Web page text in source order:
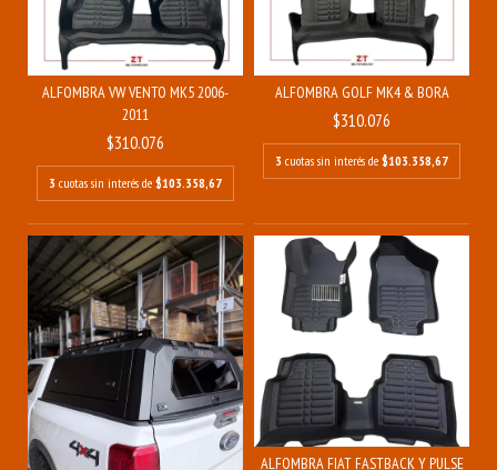
ALFOMBRA VW VENTO MK5 2006-
2011
$310.076
3 cuotas sin interés de $103.358,67
ALFOMBRA GOLF MK4 & BORA
$310.076
3 cuotas sin interés de $103.358,67
ALFOMBRA FIAT FASTBACK Y PULSE